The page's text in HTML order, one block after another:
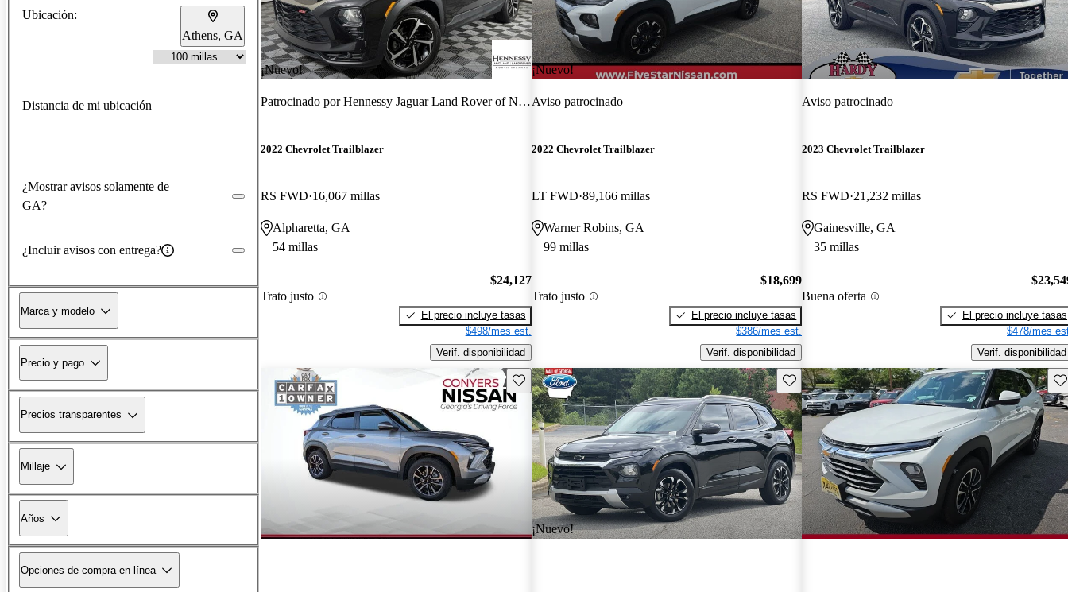
Ubicación:
Athens, GA
Distancia de mi ubicación
¿Mostrar avisos solamente de
GA?
¿Incluir avisos con entrega?
Marca y modelo
Precio y pago
Precios transparentes
Millaje
Años
Opciones de compra en línea
¡Nuevo!
Patrocinado porHennessy Jaguar Land Rover of North Atlanta
2022 Chevrolet Trailblazer
RS FWD 16,067 millas
Alpharetta, GA
54 millas
Trato justo
$24,127
El precio incluye tasas
$498/mes est.
Verif. disponibilidad
¡Nuevo!
Aviso patrocinado
2022 Chevrolet Trailblazer
LT FWD 89,166 millas
Warner Robins, GA
99 millas
Trato justo
$18,699
El precio incluye tasas
$386/mes est.
Verif. disponibilidad
Aviso patrocinado
2023 Chevrolet Trailblazer
RS FWD 21,232 millas
Gainesville, GA
35 millas
Buena oferta
El precio incluye tasas
$478/mes
Verif. disponibilidad
Guarda este Aviso
¡Nuevo!
Guarda este Aviso